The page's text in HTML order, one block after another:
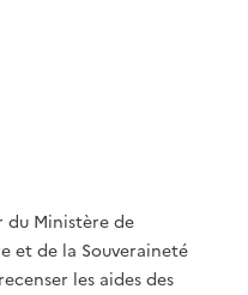
du Ministère de
et de la Souveraineté
les aides des